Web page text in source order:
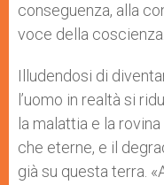
conseguenza, alla
voce della coscienza.
Illudendosi di
l’uomo in realtà si
la malattia e la
che eterne, e il
già su questa terra.